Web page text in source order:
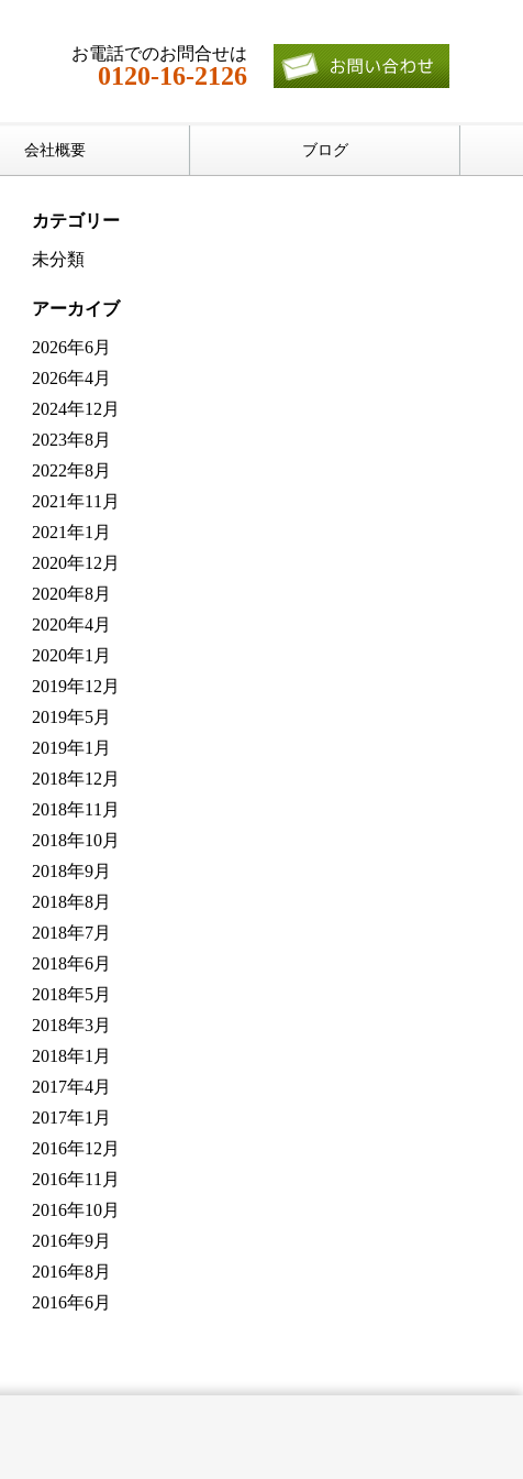
お電話でのお問合せは
0120-16-2126
会社概要 ブログ
カテゴリー
未分類
アーカイブ
2026年6月
2026年4月
2024年12月
2023年8月
2022年8月
2021年11月
2021年1月
2020年12月
2020年8月
2020年4月
2020年1月
2019年12月
2019年5月
2019年1月
2018年12月
2018年11月
2018年10月
2018年9月
2018年8月
2018年7月
2018年6月
2018年5月
2018年3月
2018年1月
2017年4月
2017年1月
2016年12月
2016年11月
2016年10月
2016年9月
2016年8月
2016年6月